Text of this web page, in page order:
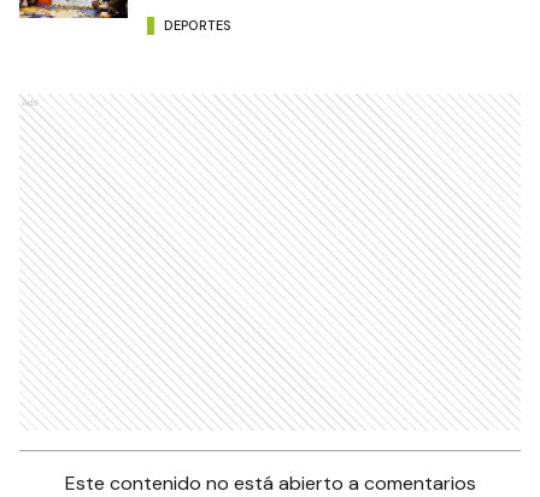
DEPORTES
Ads
Este contenido no está abierto a comentarios